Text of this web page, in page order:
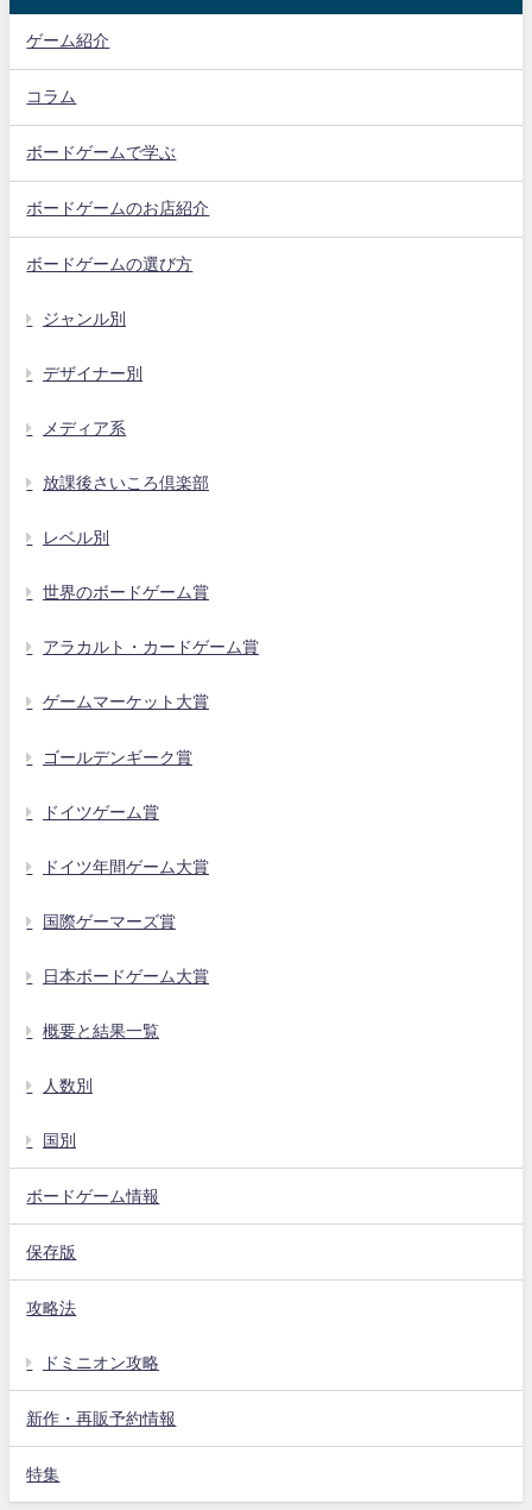
ゲーム紹介
コラム
ボードゲームで学ぶ
ボードゲームのお店紹介
ボードゲームの選び方
ジャンル別
デザイナー別
メディア系
放課後さいころ倶楽部
レベル別
世界のボードゲーム賞
アラカルト・カードゲーム賞
ゲームマーケット大賞
ゴールデンギーク賞
ドイツゲーム賞
ドイツ年間ゲーム大賞
国際ゲーマーズ賞
日本ボードゲーム大賞
概要と結果一覧
人数別
国別
ボードゲーム情報
保存版
攻略法
ドミニオン攻略
新作・再販予約情報
特集